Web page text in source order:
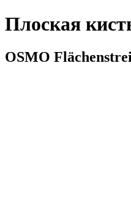
Плоская
OSMO